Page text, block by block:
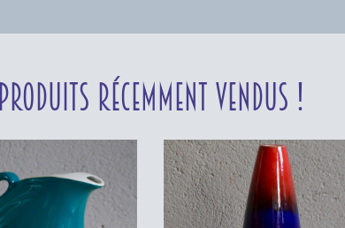
Produits récemment vendus !